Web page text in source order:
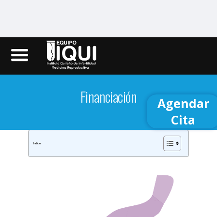
Iqui.ec
Financiación
Índice
Agendar
Cita